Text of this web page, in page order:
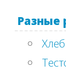
Разные
Хлеб